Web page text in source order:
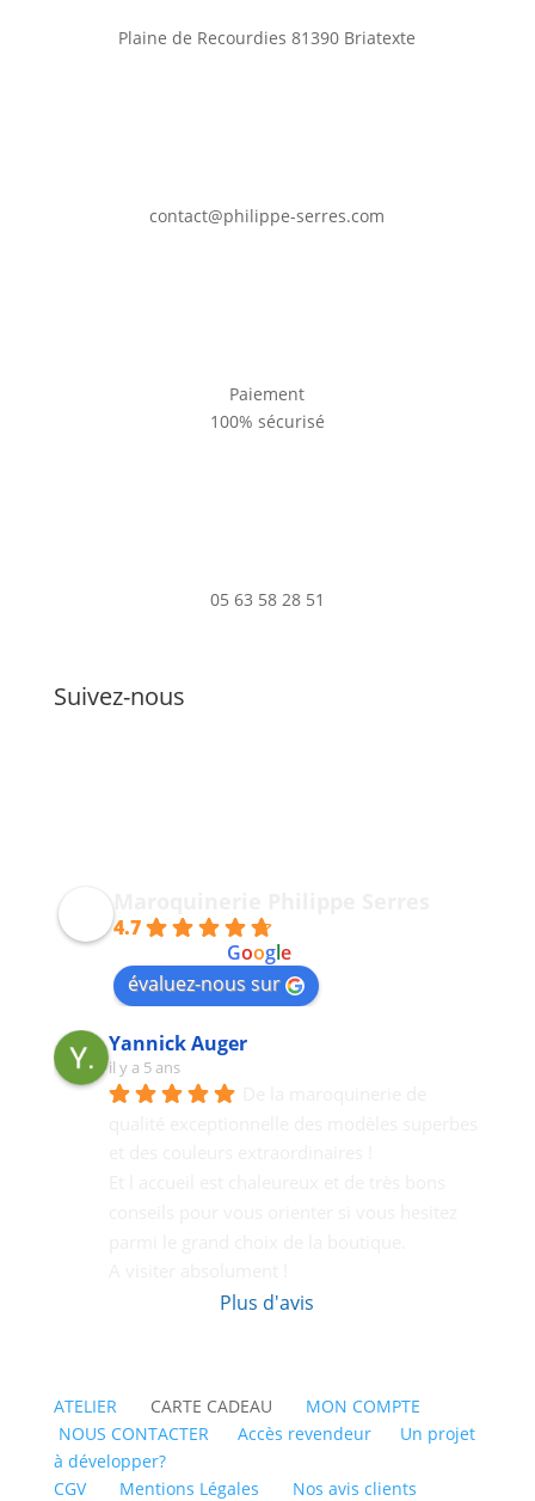
Plaine de Recourdies81390 Briatexte
contact@philippe-serres.com
Paiement
100% sécurisé
05 63 58 28 51
Suivez-nous
Maroquinerie Philippe Serres
4.7
Google
évaluez-nous sur
Yannick Auger
il y a 5 ans
Plus d'avis
ATELIERCARTE CADEAU MON COMPTE
NOUS CONTACTER
Accès revendeur
Un projet
à développer?
CGV
Mentions Légales Nos avis clients